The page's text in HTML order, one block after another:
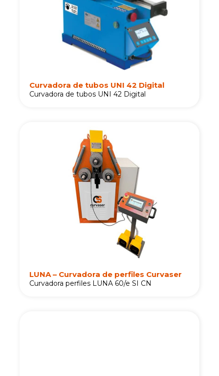
Curvadora de tubos UNI 42 Digital
Curvadora de tubos UNI 42 Digital
LUNA – Curvadora de perfiles Curvaser
Curvadora perfiles LUNA 60/e SI CN